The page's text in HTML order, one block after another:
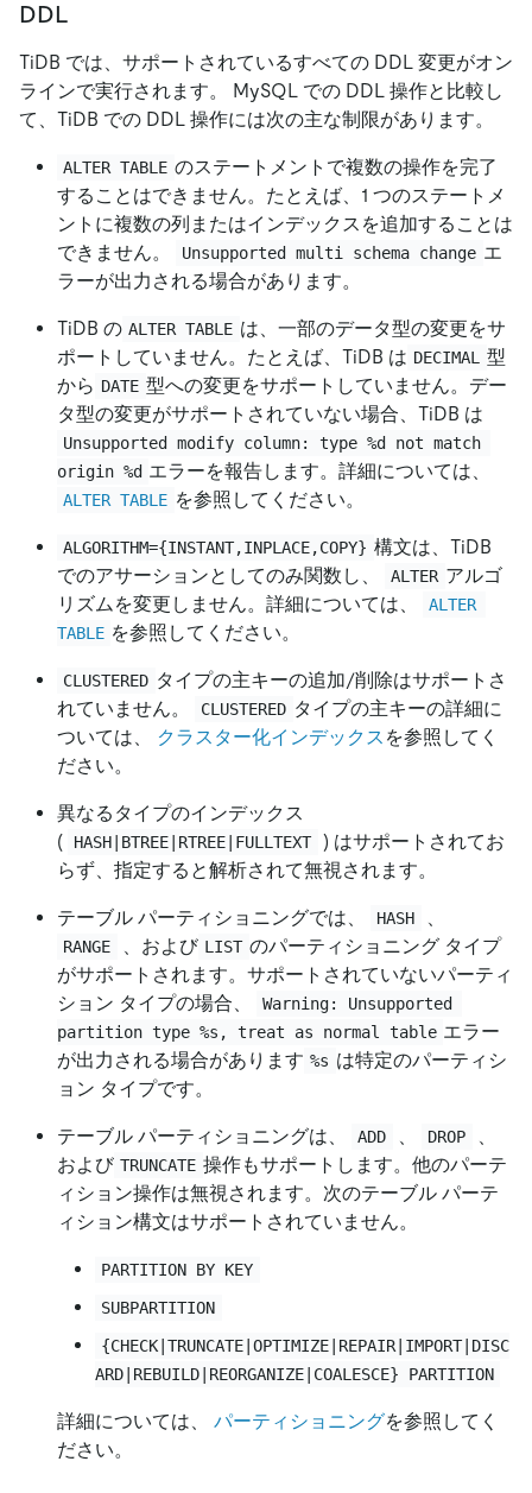
DDL
TiDB では、サポートされているすべての DDL 変更がオン
ラインで実行されます。 MySQL での DDL 操作と比較し
て、TiDB での DDL 操作には次の主な制限があります。
ALTER TABLE のステートメントで複数の操作を完了
することはできません。たとえば、1 つのステートメ
ントに複数の列またはインデックスを追加することは
できません。
Unsupported multi schema change エ
ラーが出力される場合があります。
TiDB の ALTER TABLE は、一部のデータ型の変更をサ
ポートしていません。たとえば、TiDB は DECIMAL
型
から DATE 型への変更をサポートしていません。デー
タ型の変更がサポートされていない場合、TiDB は
Unsupported modify column: type %d not match
origin %d エラーを報告します。詳細については、
ALTER TABLE を参照してください。
ALGORITHM={INSTANT,INPLACE,COPY} 構文は、TiDB
でのアサーションとしてのみ関数し、
ALTER アルゴ
リズムを変更しません。詳細については、
ALTER
TABLE を参照してください。
CLUSTERED タイプの主キーの追加/削除はサポートさ
れていません。
CLUSTERED タイプの主キーの詳細に
ついては、
クラスター化インデックス を参照してく
ださい。
異なるタイプのインデックス
(
HASH|BTREE|RTREE|FULLTEXT ) はサポートされてお
らず、指定すると解析されて無視されます。
テーブル パーティショニングでは、 HASH 、
RANGE 、および LIST のパーティショニング タイプ
がサポートされます。サポートされていないパーティ
ション タイプの場合、
Warning: Unsupported
partition type %s, treat as normal table エラー
が出力される場合があります %s は特定のパーティシ
ョン タイプです。
テーブル パーティショニングは、 ADD 、 DROP
、
および TRUNCATE 操作もサポートします。他のパーテ
ィション操作は無視されます。次のテーブル パーテ
ィション構文はサポートされていません。
PARTITION BY KEY
SUBPARTITION
{CHECK|TRUNCATE|OPTIMIZE|REPAIR|IMPORT|DISC
ARD|REBUILD|REORGANIZE|COALESCE} PARTITION
詳細については、 パーティショニングを参照してく
ださい。